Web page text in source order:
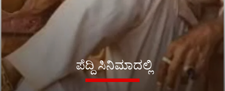
ಪೆದ್ದಿ ಸಿನಿಮಾದಲ್ಲಿ